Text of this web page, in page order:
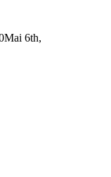
Mai 6th,